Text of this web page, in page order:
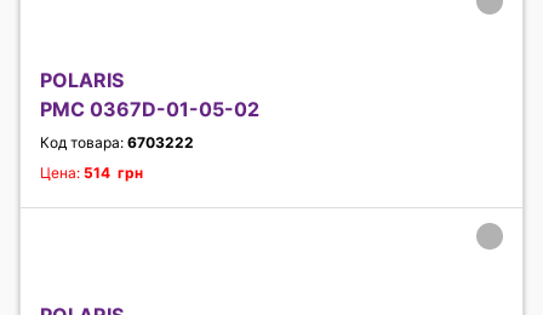
POLARIS
PMC 0367D-01-05-02
Код товара: 6703222
Цена: 514 грн